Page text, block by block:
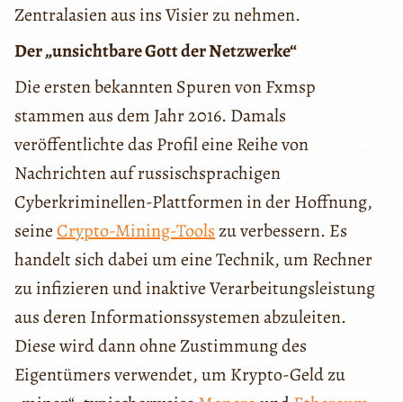
Zentralasien aus ins Visier zu nehmen.
Der „unsichtbare Gott der Netzwerke“
Die ersten bekannten Spuren von Fxmsp
stammen aus dem Jahr 2016. Damals
veröffentlichte das Profil eine Reihe von
Nachrichten auf russischsprachigen
Cyberkriminellen-Plattformen in der Hoffnung,
seineCrypto-Mining-Toolszu verbessern. Es
handelt sich dabei um eine Technik, um Rechner
zu infizieren und inaktive Verarbeitungsleistung
aus deren Informationssystemen abzuleiten.
Diese wird dann ohne Zustimmung des
Eigentümers verwendet, um Krypto-Geld zu